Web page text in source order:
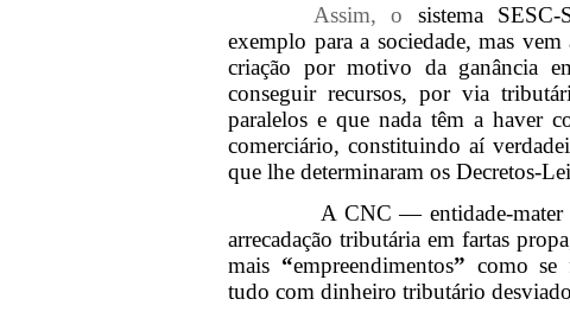
Assim, o sistema
exemplo para a sociedade, mas
criação por motivo da ganância
conseguir recursos, por via
paralelos e que nada têm a haver
comerciário, constituindo aí
que lhe determinaram os Decretos-
A CNC — entidade-mater
arrecadação tributária em fartas
mais “empreendimentos” como se
tudo com dinheiro tributário